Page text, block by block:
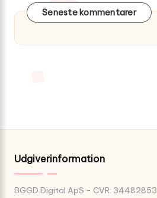
Seneste kommentarer
Udgiverinformation
BGGD Digital ApS - CVR: 34482853